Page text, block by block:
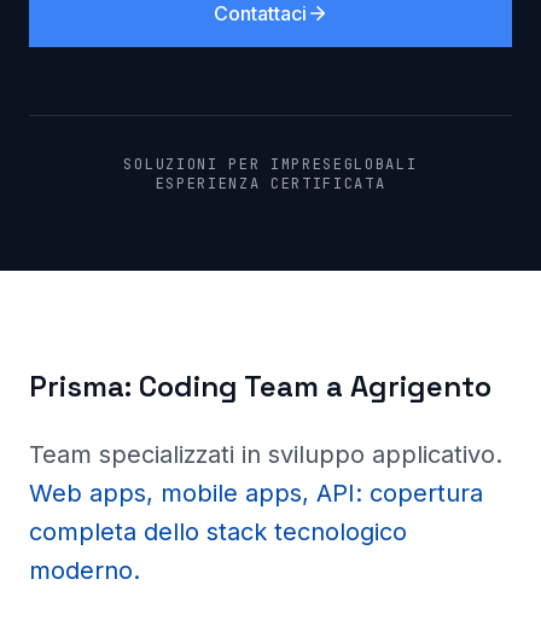
Contattaci
SOLUZIONI PER IMPRESE GLOBALI
ESPERIENZA CERTIFICATA
Prisma: Coding Team a Agrigento
Team specializzati in sviluppo applicativo.
Web apps, mobile apps, API: copertura
completa dello stack tecnologico
moderno.